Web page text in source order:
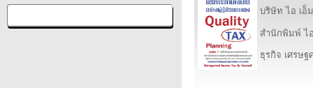
บริษัท ไอ เอ็
สำนักพิมพ์ ไ
ธุรกิจ เศรษฐ